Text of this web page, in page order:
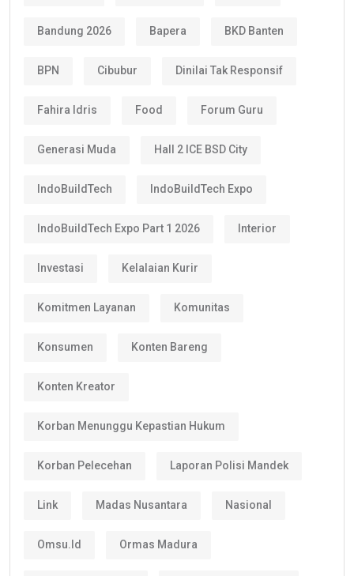
Bandung 2026 Bapera BKD Banten
BPN Cibubur Dinilai Tak Responsif
Fahira Idris Food Forum Guru
Generasi Muda Hall 2 ICE BSD City
IndoBuildTech IndoBuildTech Expo
IndoBuildTech Expo Part 1 2026 Interior
Investasi Kelalaian Kurir
Komitmen Layanan Komunitas
Konsumen Konten Bareng
Konten Kreator
Korban Menunggu Kepastian Hukum
Korban Pelecehan Laporan Polisi Mandek
Link Madas Nusantara Nasional
Omsu.id Ormas Madura